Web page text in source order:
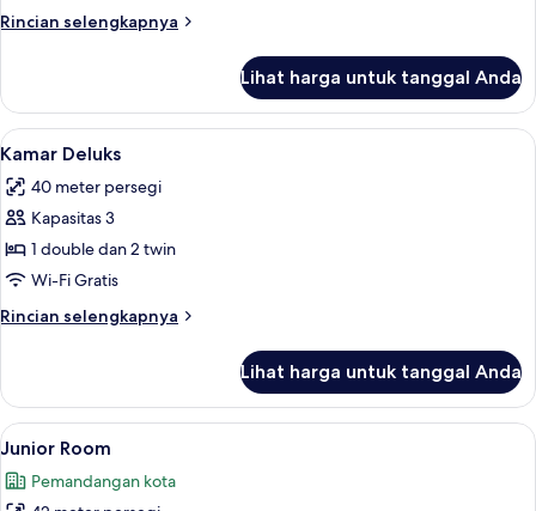
Rincian selengkapnya
Rincian
Kamar
Double
atau
Superior
Lihat harga untuk tanggal Anda
Lihat
semua
foto
untuk
Kamar
Deluks
Kamar Deluks | Minibar, brankas,
10
Kamar Deluks
40 meter persegi
Kapasitas 3
1 double dan 2 twin
Wi-Fi Gratis
Rincian selengkapnya
Rincian
Kamar
Deluks
Lihat harga untuk tanggal Anda
Lihat
semua
foto
Junior Room | Minibar, brankas,
10
Junior Room
Pemandangan kota